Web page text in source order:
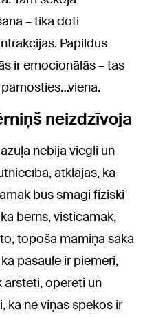
– tika doti
Papildus
ir emocionālās – tas
neizdzīvoja
nebija viegli un
atklājās, ka
būs smagi fiziski
bērns, visticamāk,
topošā māmiņa sāka
pasaulē ir piemēri,
ārstēti, operēti un
ka ne viņas spēkos ir